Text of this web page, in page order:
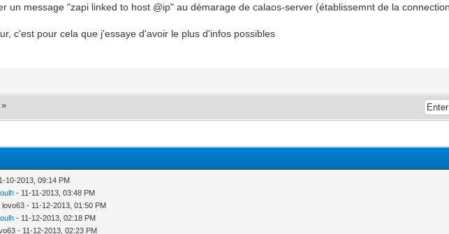
un message "zapi linked to host @ip" au démarage de calaos-server (établissemnt de la
c'est pour cela que j'essaye d'avoir le plus d'infos possibles
»
10-2013, 09:14 PM
- 11-11-2013, 03:48 PM
lovo63 - 11-12-2013, 01:50 PM
- 11-12-2013, 02:18 PM
- 11-12-2013, 02:23 PM